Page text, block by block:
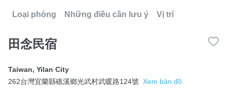
Loại phòng Những điều cần lưu ý Vị trí
田念民宿
Taiwan, Yilan City
262台灣宜蘭縣礁溪鄉光武村武暖路124號
Xem bản đồ